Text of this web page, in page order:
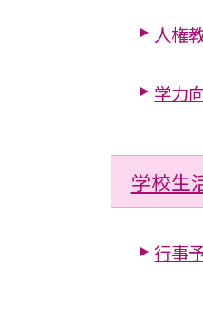
人権
学力
学校生
行事